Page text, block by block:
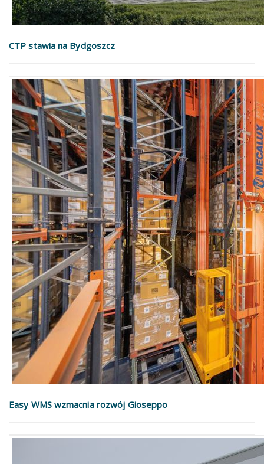
CTP stawia na Bydgoszcz
Easy WMS wzmacnia rozwój Gioseppo